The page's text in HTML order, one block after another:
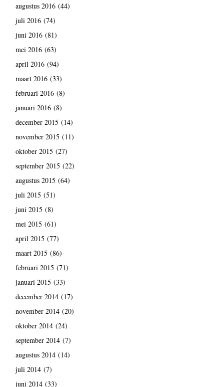
augustus 2016(44)
juli 2016(74)
juni 2016(81)
mei 2016(63)
april 2016(94)
maart 2016(33)
februari 2016(8)
januari 2016(8)
december 2015 (14)
november 2015 (11)
oktober 2015 (27)
september 2015 (22)
augustus 2015 (64)
juli 2015 (51)
juni 2015 (8)
mei 2015 (61)
april 2015 (77)
maart 2015 (86)
februari 2015 (71)
januari 2015 (33)
december 2014(17)
november 2014(20)
oktober 2014(24)
september 2014(7)
augustus 2014(14)
juli 2014(7)
juni 2014(33)